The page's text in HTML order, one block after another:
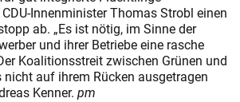
Innenminis­ter Thomas Strobl einen
ab. „Es ist nötig, im Sinne der
und ihrer Betriebe eine rasche
Koalitionsstreit zwischen Grünen und
nicht auf ihrem Rücken ausgetragen
Kenner. pm